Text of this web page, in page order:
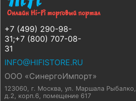
+7 (499) 290-98-
31;+7 (800) 707-08-
31
INFO@HIFISTORE.RU
ООО «СинергоИмпорт»
123060, г. Москва, ул. Маршала Рыбалко,
д.2, корп.6, помещение 617